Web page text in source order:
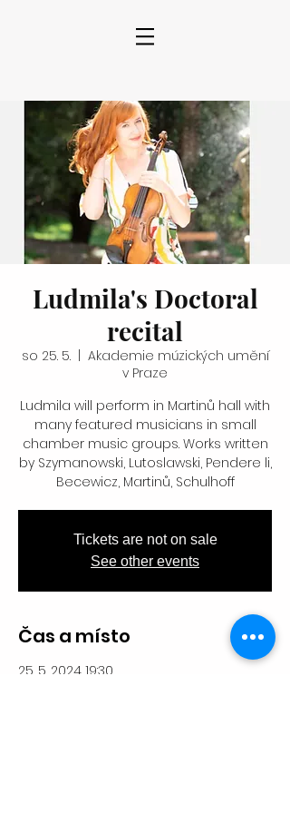
Ludmila's Doctoral
recital
so 25. 5.
  |
Akademie múzických umění
v Praze
Ludmila will perform in Martinů hall with
many featured musicians in small
chamber music groups. Works written
by Szymanowski, Lutoslawski, Pendere li,
Becewicz, Martinů, Schulhoff
Tickets are not on sale
See other events
Čas a místo
25. 5. 2024 19:30